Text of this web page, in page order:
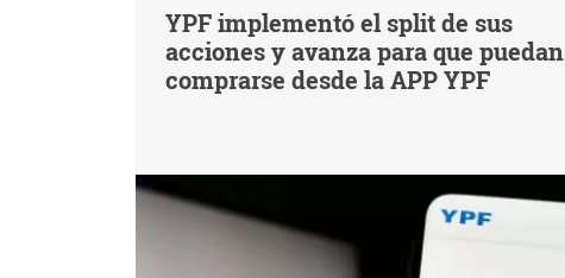
YPF implementó el split de sus
acciones y avanza para que puedan
comprarse desde la APP YPF